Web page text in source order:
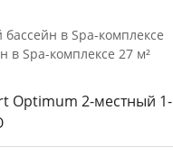
в Spa-комплексе
в Spa-комплексе 27 м²
Optimum 2-местный 1-